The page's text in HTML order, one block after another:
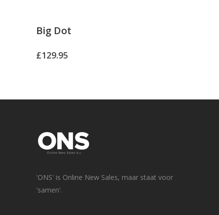
Big Dot
£129.95
'ONS' is Online New Sales, maar staat voor
'samen'.